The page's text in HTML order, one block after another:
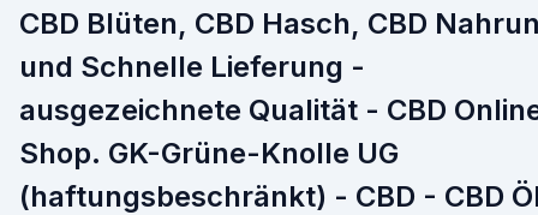
CBD Blüten, CBD Hasch, CBD
und Schnelle Lieferung -
ausgezeichnete Qualität - CBD
Shop. GK-Grüne-Knolle UG
(haftungsbeschränkt) - CBD - CBD Öl